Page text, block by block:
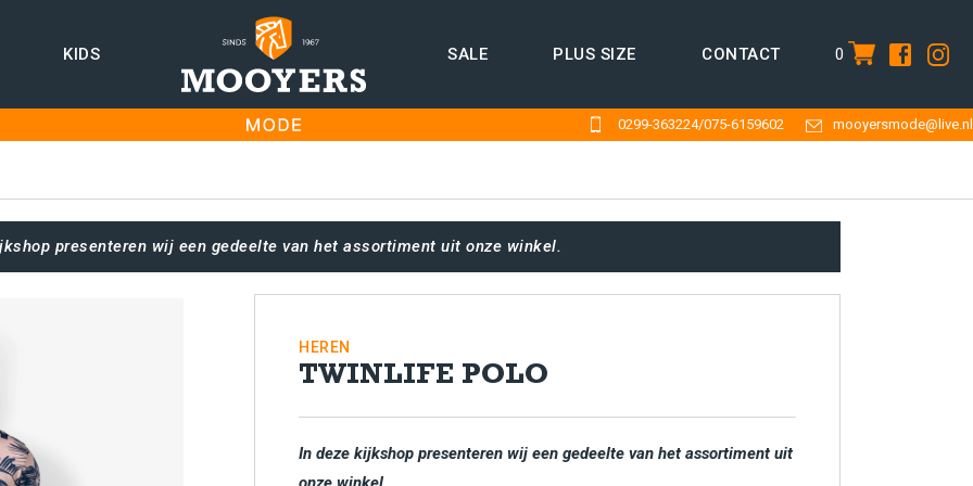
0 item
KIDS SALE PLUS SIZE CONTACT
0299-363224/075-6159602 mooyersmode@live.nl
presenteren wij een gedeelte van het assortiment uit onze winkel.
HEREN
TWINLIFE POLO
In deze kijkshop presenteren wij een gedeelte van het assortiment uit